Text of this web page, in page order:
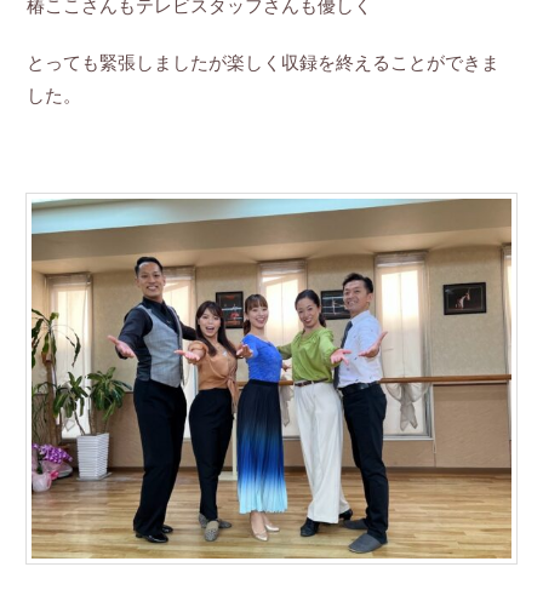
椿ここさんもテレビスタッフさんも優しく
とっても緊張しましたが楽しく収録を終えることができま
した。